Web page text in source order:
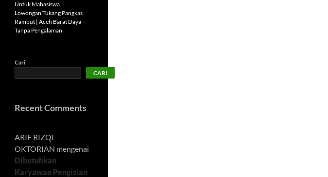
Untuk Mahasiswa
Lowongan Tukang Pangkas
Rambut | Aceh Barat Daya —
Tanpa Pengalaman
Cari
CARI
Recent Comments
ARIF RIZQI
OKTORIAN mengenai
Dibutuhkan
Karyawan Pengisian